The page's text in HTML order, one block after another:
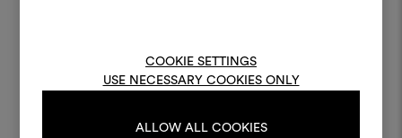
COOKIE SETTINGS
USE NECESSARY COOKIES ONLY
ALLOW ALL COOKIES